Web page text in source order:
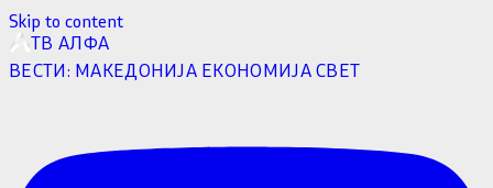
Skip to content
ТВ АЛФА
ВЕСТИ: МАКЕДОНИЈА ЕКОНОМИЈАСВЕТ